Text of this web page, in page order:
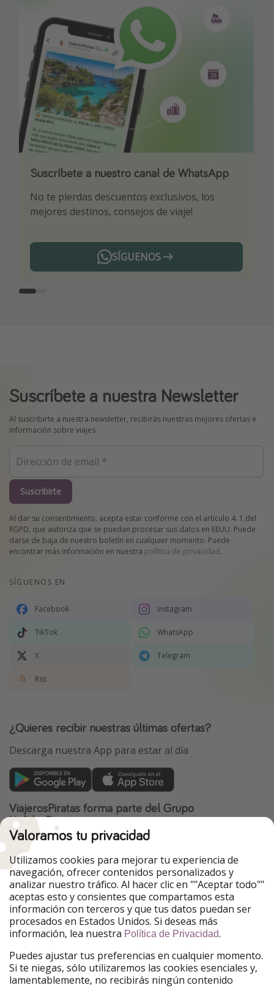
Suscríbete a nuestro canal de WhatsApp
No te pierdas descuentos exclusivos, los
mejores destinos, consejos de viaje!
SÍGUENOS
Descarga nuestra app
Sé el primero en reservar nuestros chollazos
¡Suscríbete a nuestro canal de Telegram!
¡Recibe las mejores ofertas seleccionadas para
ti por nuestros expertos en viajes
Telegram
Suscríbete a nuestra Newsletter
Al suscribirte a nuestra newsletter, recibirás nuestras mejores ofertas e
información sobre viajes.
Suscribirte
Al dar su consentimiento, acepta estar conforme con el artículo 4. 1.del
RGPD, que autoriza que se puedan procesar sus datos en EEUU. Puede
darse de baja de nuestro boletín en cualquier momento. Puede
encontrar más información en nuestra política de privacidad.
SÍGUENOS EN
Facebook Instagram
TikTok WhatsApp
X Telegram
Rss
¿Quieres recibir nuestras últimas ofertas?
Descarga nuestra App para estar al día
ViajerosPiratas forma parte del Grupo
HolidayPirates
Nuestros mercados
PiratinViaggio
HolidayPirates
VakantiePiraten
WakacyjniPiraci
VoyagesPirates
Ferienpiraten
Urlaubspiraten
Urlaubspiraten
TravelPirates
Nuestro grupo
HolidayPirates Group
Conócenos mejor Información legal
Valoramos tu privacidad
Utilizamos cookies para mejorar tu experiencia de
navegación, ofrecer contenidos personalizados y
analizar nuestro tráfico. Al hacer clic en ""Aceptar todo""
aceptas esto y consientes que compartamos esta
información con terceros y que tus datos puedan ser
procesados en Estados Unidos. Si deseas más
información, lea nuestra Política de Privacidad.
Puedes ajustar tus preferencias en cualquier momento.
Si te niegas, sólo utilizaremos las cookies esenciales y,
lamentablemente, no recibirás ningún contenido